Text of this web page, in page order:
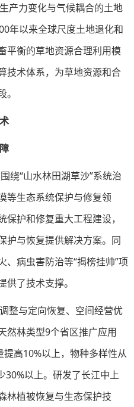
产力变化与气候耦合的土地
年以来全球尺度土地退化和
平衡的草地资源合理利用模
技术体系，为草地资源和合
绕“山水林田湖草沙”系统治
等生态系统保护与修复领
护和修复重大工程建设，
护与恢复提供解决方案。同
、病虫害防治等“揭榜挂帅”项
了技术支撑。
整与定向恢复、空间经营优
然林类型9个省区推广应用
高10%以上，物种多样性从
30%以上。研发了长江中上
林植被恢复与生态保护技